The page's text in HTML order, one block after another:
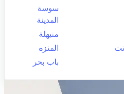
سوسة
المدينة
منيهلة
المنزه
باب بحر